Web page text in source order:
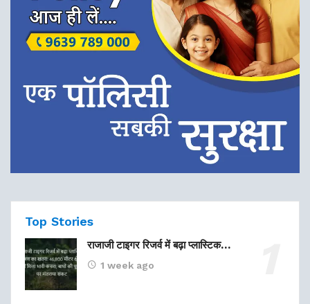
Top Stories
राजाजी टाइगर रिजर्व में बढ़ा प्लास्टिक…
1 week ago